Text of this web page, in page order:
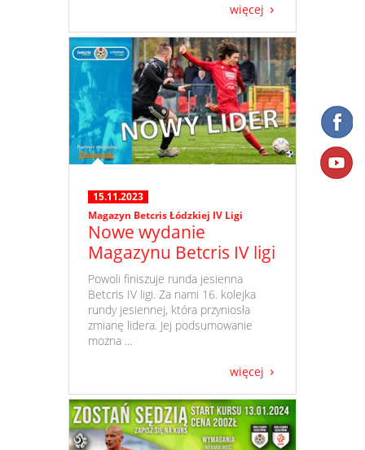
więcej
15.11.2023
Magazyn Betcris Łódzkiej IV Ligi
Nowe wydanie
Magazynu Betcris IV ligi
​ Powoli finiszuje runda jesienna
Betcris IV ligi. Za nami 16. kolejka
rundy jesiennej, która przyniosła
zmianę lidera. Jej podsumowanie
można ...
więcej